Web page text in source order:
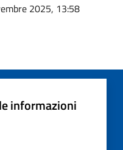
2025, 13:58
informazioni